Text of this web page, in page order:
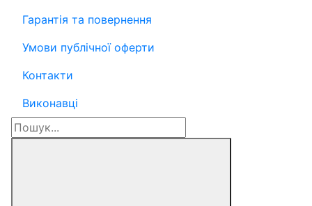
Гарантія та повернення
Умови публічної оферти
Контакти
Виконавці